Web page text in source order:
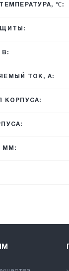
℃:
В:
ТОК, А:
КОРПУСА:
ММ: